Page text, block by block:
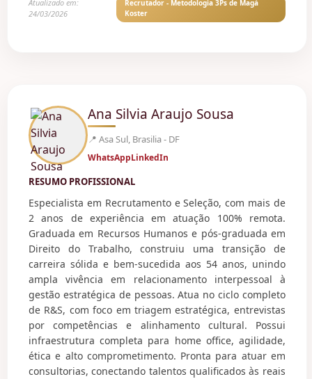
Atualizado em:
24/03/2026
Recrutador - Metodologia 3Ps de Magá
Koster
Ana Silvia Araujo Sousa
📍 Asa Sul, Brasilia - DF
WhatsAppLinkedIn
RESUMO PROFISSIONAL
Especialista em Recrutamento e Seleção, com mais de
2 anos de experiência em atuação 100% remota.
Graduada em Recursos Humanos e pós-graduada em
Direito do Trabalho, construiu uma transição de
carreira sólida e bem-sucedida aos 54 anos, unindo
ampla vivência em relacionamento interpessoal à
gestão estratégica de pessoas. Atua no ciclo completo
de R&S, com foco em triagem estratégica, entrevistas
por competências e alinhamento cultural. Possui
infraestrutura completa para home office, agilidade,
ética e alto comprometimento. Pronta para atuar em
consultorias, conectando talentos qualificados às reais